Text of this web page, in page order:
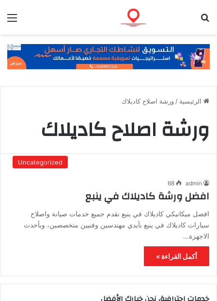
الرئيسية / ورشة اصلاح كاديلاك
ورشة اصلاح كاديلاك
Uncategorized
admin
68
افضل ورشة كاديلاك في ينبع
افضل ميكانيكي كاديلاك في ينبع نقدم جميع خدمات صيانة واصلاح
سيارات كاديلاك في ينبع بأيدي مهندسين وفنيين متخصصين، وبأحدث
الاجهزة…
أكمل القراءة »